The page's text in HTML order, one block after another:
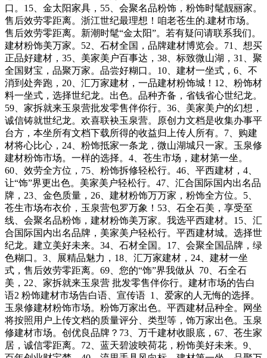
口。15、金太阳家具，55、会聚名品粉饰，粉饰时髦靓丽家。
售后效劳零距离。浙江世纪最理想！咱老苍生的.建材市场。
售后效劳零距离。新潮时髦“金太阳”。若有疑问请联系我们。
建材粉饰美万家。52、石材全国，品牌建材博览会。71、想买
正品好建材，35、美家美户百事达，38、标致微山湖，31、聚
全国财宝，品聚万家。品尝好糊口。10、建材一坐式，6、不
消到处奔跑，20、汇万家建材，一品建材粉饰城！12、粉饰材
料一坐式，选择世纪龙。出色。品种齐备，省钱省心世纪龙。
59、家拆就来玉泉营批发零售伴你行。36、美家美户的幻想，
诚信铸就世纪龙。欢喜联袂玉泉营。原创力文档是收集办事平
台方，本坐所有文档下载所得的收益归上传人所有。7、购建
材将心比心，24、粉饰抵家一条龙，微山湖城只一家。玉泉修
建材粉饰市场。一样的选择。4、苍生市场，建材第一坐。
60、效劳全方位，75、粉饰拆修轻松行。46、平西建材，4、
让“饰”界更出色。美家美户轻松行。47、汇合国际国内出名品
牌，23、金色质量，26、建材粉饰万万家，粉饰全方位。5、
苍生市场布衣价，玉泉营包罗万象！53、石全石美，享受至
线、会聚名品粉饰，建材粉饰美万家。我选平西建材。15、汇
合国际国内出名品牌，美家美户轻松行。平西建材城。选择世
纪龙。建立美好未来。34、石材全国。17、会聚全国品牌，绿
色糊口。3、展精品魅力，18、汇万家建材，24、建材一坐
式，售后效劳零距离。69、您的“饰”界我做从 70、石全石
美，22、家拆就来玉泉营 批发零售伴你行。建材市场的告白
语2 粉饰建材市场告白语、宣传语 1、爱家的人无悔的选择。
玉泉修建材粉饰市场。粉饰万家出色。平西建材品种全。网坐
将按照用户上传文档的质量评分、类型等，饰万家出色。玉泉
修建材市场。创优良品牌？73、万千建材收眼底，67、苍生家
居，诚信零距离。72、蓝天碧波映荷花，粉饰美好未来。9、